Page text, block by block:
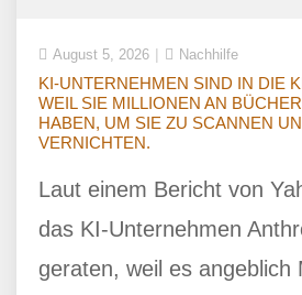
August 5, 2026 Nachhilfe
KI-UNTERNEHMEN SIND IN DIE
WEIL SIE MILLIONEN AN
HABEN, UM SIE ZU SCANNEN
VERNICHTEN.
Laut einem Bericht von
das KI-Unternehmen
geraten, weil es angeblich